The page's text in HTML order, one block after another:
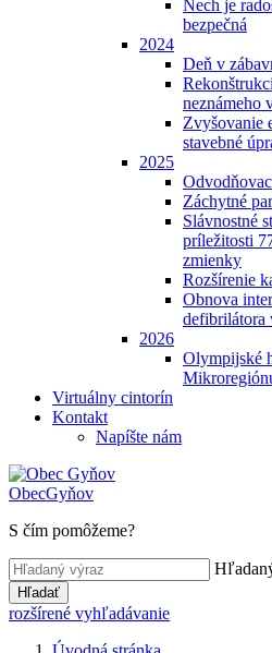
Nech je
bezpečná
2024
Deň v
neznámeho
Zvyšovanie
stavebné
2025
Záchytné
Slávnostné
príležitosti
zmienky
Rozšírenie
Obnova
defibrilátora
2026
Olympijské
Virtuálny cintorín
Kontakt
Napíšte nám
ObecGyňov
S čím pomôžeme?
Hľadať
rozšírené vyhľadávanie